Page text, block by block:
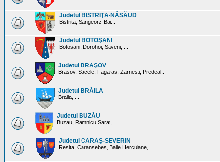
Judetul BISTRIŢA-NĂSĂUD
Bistrita, Sangeorz-Bai...
Judetul BOTOŞANI
Botosani, Dorohoi, Saveni, ...
Judetul BRAŞOV
Brasov, Sacele, Fagaras, Zarnesti, Predeal...
Judetul BRĂILA
Braila, ...
Judetul BUZĂU
Buzau, Ramnicu Sarat, ...
Judetul CARAŞ-SEVERIN
Resita, Caransebes, Baile Herculane, ...